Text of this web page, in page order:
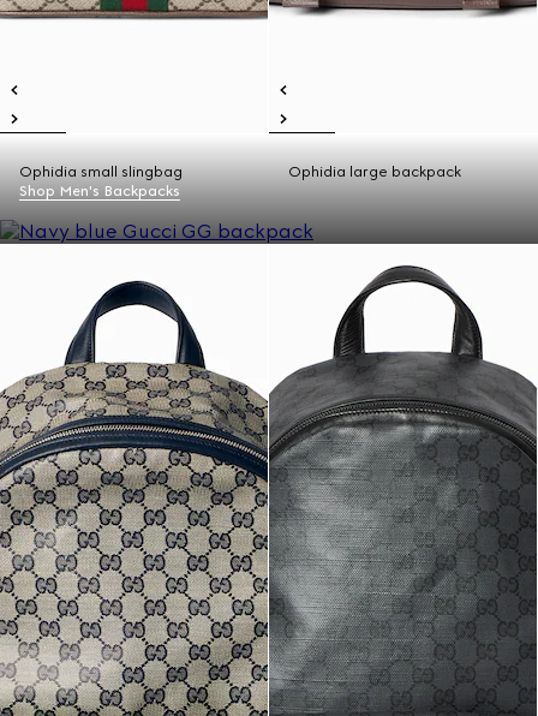
Ophidia small slingbag
Ophidia large backpack
Shop Men's Backpacks